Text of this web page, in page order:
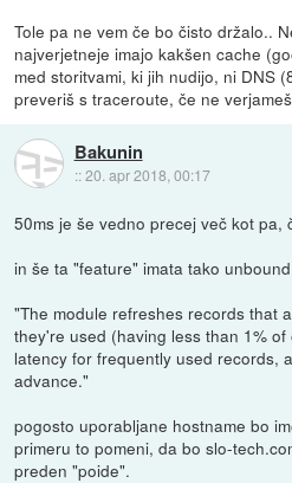
Tole pa ne vem če bo čisto držalo..
najverjetneje imajo kakšen cache
med storitvami, ki jih nudijo, ni DNS
preveriš s traceroute, če ne
Bakunin
::20. apr 2018, 00:17
50ms je še vedno precej več kot pa,
in še ta "feature" imata tako
"The module refreshes records that
they're used (having less than 1%
latency for frequently used records,
advance."
pogosto uporabljane hostname bo
primeru to pomeni, da bo slo-
preden "poide".